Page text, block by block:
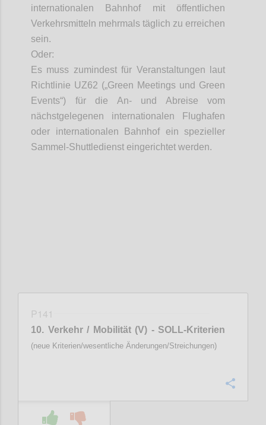
internationalen Bahnhof mit öffentlichen
Verkehrsmitteln mehrmals täglich zu erreichen
sein.
Oder:
Es muss zumindest für Veranstaltungen laut
Richtlinie UZ62 („Green Meetings und Green
Events“) für die An- und Abreise vom
nächstgelegenen internationalen Flughafen
oder internationalen Bahnhof ein spezieller
Sammel-Shuttledienst eingerichtet werden.
P141
10. Verkehr / Mobilität (V) - SOLL-Kriterien
(neue Kriterien/wesentliche Änderungen/Streichungen)